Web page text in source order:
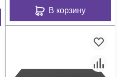
В корзину